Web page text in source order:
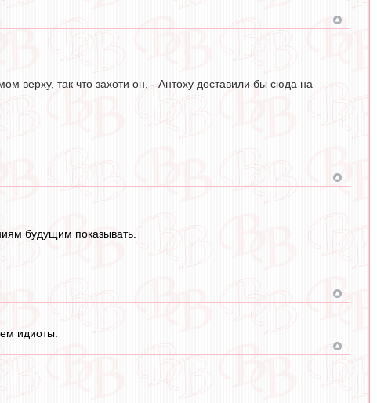
верху, так что захоти он, - Антоху доставили бы сюда на
будущим показывать.
идиоты.